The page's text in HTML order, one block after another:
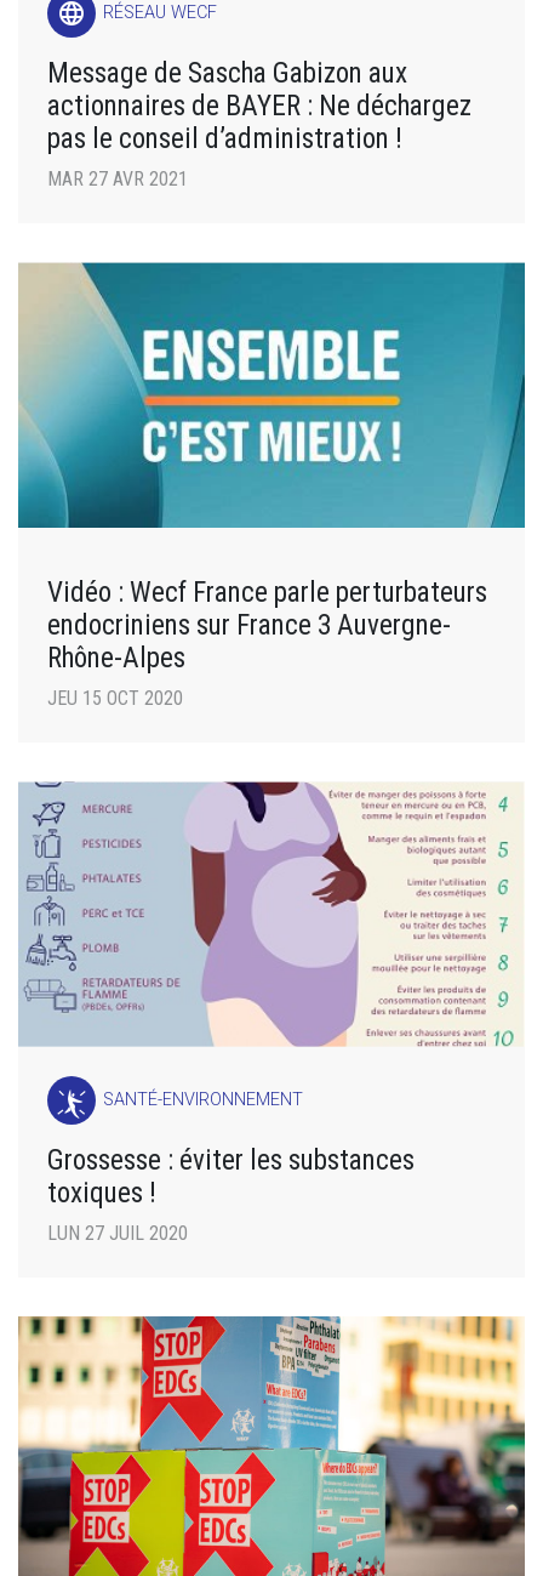
language RÉSEAU WECF
Message de Sascha Gabizon aux
actionnaires de BAYER : Ne déchargez
pas le conseil d’administration !
MAR 27 AVR 2021
Vidéo : Wecf France parle perturbateurs
endocriniens sur France 3 Auvergne-
Rhône-Alpes
JEU 15 OCT 2020
SANTÉ-ENVIRONNEMENT
Grossesse : éviter les substances
toxiques !
LUN 27 JUIL 2020